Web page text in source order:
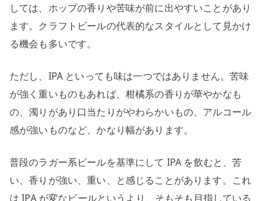
しては、ホップの香りや苦味が前に出やすいことがあり
ます。クラフトビールの代表的なスタイルとして見かけ
る機会も多いです。
ただし、IPA といっても味は一つではありません。苦味
が強く重いものもあれば、柑橘系の香りが華やかなも
の、濁りがあり口当たりがやわらかいもの、アルコール
感が強いものなど、かなり幅があります。
普段のラガー系ビールを基準にして IPA を飲むと、苦
い、香りが強い、重い、と感じることがあります。これ
は IPA が変なビールというより、そもそも目指している